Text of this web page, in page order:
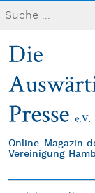
Online-Magazin
Vereinigung